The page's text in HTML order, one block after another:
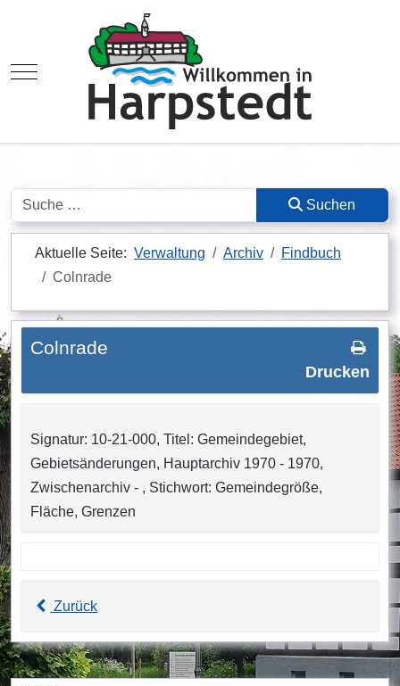
Mobile Menu Toggle
Suchen Suchen
Aktuelle Seite: Verwaltung Archiv
Findbuch
Colnrade
Drucken
Colnrade
Signatur: 10-21-000, Titel: Gemeindegebiet,
Gebietsänderungen, Hauptarchiv 1970 - 1970,
Zwischenarchiv - , Stichwort: Gemeindegröße,
Fläche, Grenzen
Zurück